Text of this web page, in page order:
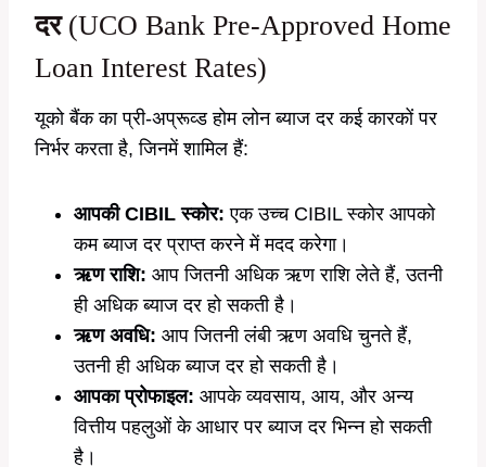
दर(UCO Bank Pre-Approved Home
Loan Interest Rates)
यूको बैंक का प्री-अप्रूव्ड होम लोन ब्याज दर कई कारकों पर
निर्भर करता है, जिनमें शामिल हैं:
आपकी CIBIL स्कोर: एक उच्च CIBIL स्कोर आपको
कम ब्याज दर प्राप्त करने में मदद करेगा।
ऋण राशि: आप जितनी अधिक ऋण राशि लेते हैं, उतनी
ही अधिक ब्याज दर हो सकती है।
ऋण अवधि: आप जितनी लंबी ऋण अवधि चुनते हैं,
उतनी ही अधिक ब्याज दर हो सकती है।
आपका प्रोफाइल: आपके व्यवसाय, आय, और अन्य
वित्तीय पहलुओं के आधार पर ब्याज दर भिन्न हो सकती
है।